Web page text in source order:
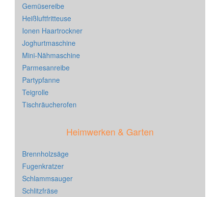
Gemüsereibe
Heißluftfritteuse
Ionen Haartrockner
Joghurtmaschine
Mini-Nähmaschine
Parmesanreibe
Partypfanne
Teigrolle
Tischräucherofen
Heimwerken & Garten
Brennholzsäge
Fugenkratzer
Schlammsauger
Schlitzfräse